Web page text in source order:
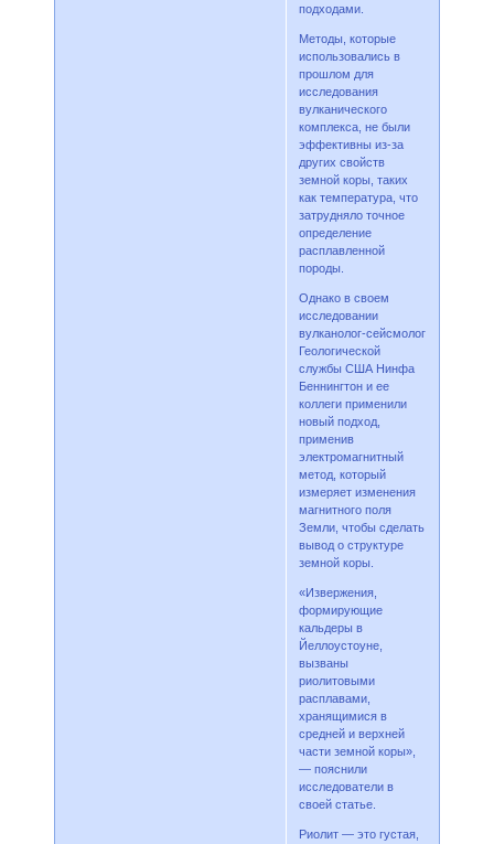
подходами.
Методы, которые
использовались в
прошлом для
исследования
вулканического
комплекса, не были
эффективны из-за
других свойств
земной коры, таких
как температура, что
затрудняло точное
определение
расплавленной
породы.
Однако в своем
исследовании
вулканолог-сейсмолог
Геологической
службы США Нинфа
Беннингтон и ее
коллеги применили
новый подход,
применив
электромагнитный
метод, который
измеряет изменения
магнитного поля
Земли, чтобы сделать
вывод о структуре
земной коры.
«Извержения,
формирующие
кальдеры в
Йеллоустоуне,
вызваны
риолитовыми
расплавами,
хранящимися в
средней и верхней
части земной коры»,
— пояснили
исследователи в
своей статье.
Риолит — это густая,